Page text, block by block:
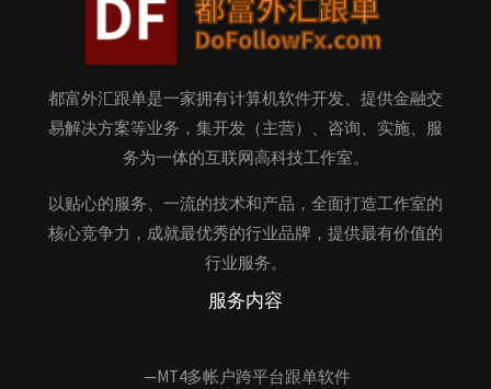
都富外汇跟单是一家拥有计算机软件开发、提供金融交
易解决方案等业务，集开发（主营）、咨询、实施、服
务为一体的互联网高科技工作室。
以贴心的服务、一流的技术和产品，全面打造工作室的
核心竞争力，成就最优秀的行业品牌，提供最有价值的
行业服务。
服务内容
—MT4多帐户跨平台跟单软件